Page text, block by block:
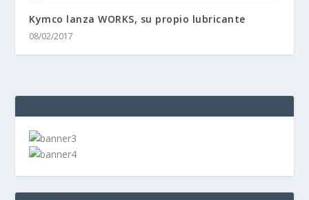
Kymco lanza WORKS, su propio lubricante
08/02/2017